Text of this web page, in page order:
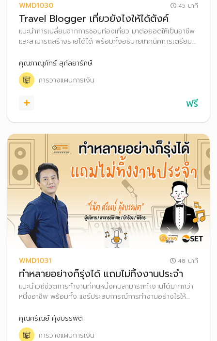
WMD1030 45 นาที
Travel Blogger เที่ยวยังไงให้ได้ตังค์
แนะนำการเปลี่ยนจากการชอบท่องเที่ยว มาต่อยอดให้เป็นอาชีพ
และสามารถสร้างรายได้ได้ พร้อมทั้งอธิบายเทคนิคการเตรียม
นักท่องเที่ยว รวมถึงแนะนำเทคนิคบริหารเงินสำหรับ Travel
Blogger
คุณภาณุภัทร์ สุกัลยารักษ์
การวางแผนการเงิน
ฟรี
WMD1031 48 นาที
ทำหลายอย่างก็รุ่งได้ แถมไม่ทิ้งงานประจำ
แนะนำวิถีชีวิตการทำงานที่คนหนึ่งคนสามารถทำงานได้มากกว่า
หนึ่งอาชีพ พร้อมทั้ง แชร์ประสบการณ์การทำงานอย่างไรให้
กรณีที่มีรายได้หลายทาง เพื่อที่ผู้ฟังสามารถวางแผนการเงินได้
อย่างมั่นใจต่อไป
คุณศรัณย์ คุ้งบรรพต
การวางแผนการเงิน